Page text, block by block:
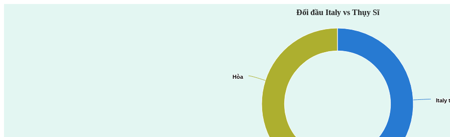
Đối đầu Italy vs Thụy Sĩ
Italy
Italy
Hòa
Hòa